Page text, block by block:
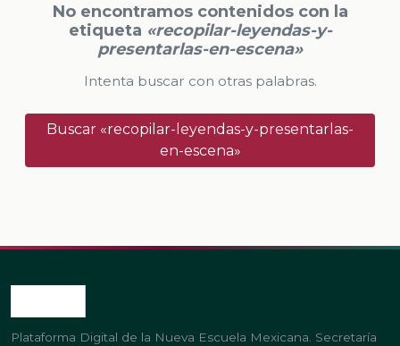
No encontramos contenidos con la
etiqueta «recopilar-leyendas-y-
presentarlas-en-escena»
Intenta buscar con otras palabras.
Buscar «recopilar-leyendas-y-presentarlas-
en-escena»
Plataforma Digital de la Nueva Escuela Mexicana. Secretaría